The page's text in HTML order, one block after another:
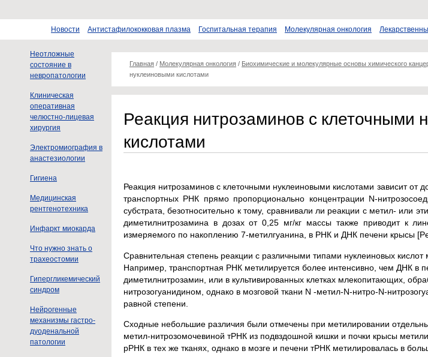
Новости Антистафилококковая плазма Госпитальная терапия Молекулярная онкология
Неотложные
состояние в
невропатологии
Клиническая
оперативная
челюстно-лицевая
хирургия
Электромиография в
анастезиологии
Гигиена
Медицинская
рентгенотехника
Инфаркт миокарда
Что нужно знать о
трахеостомии
Гипергликемический
синдром
Нейрогенные
механизмы гастро-
дуоденальной
патологии
Главная / Молекулярная онкология / Биохимические и молекулярные основы химического
нуклеиновыми кислотами
Реакция нитрозаминов с клеточными
кислотами
Реакция нитрозаминов с клеточными нуклеиновыми кислотами зависит от
транспортных РНК прямо пропорционально концентрации N-
субстрата, безотносительно к тому, сравнивали ли реакции с метил- или
диметилнитрозамина в дозах от 0,25 мг/кг массы также приводит к
измеряемого по накоплению 7-метилгуанина, в РНК и ДНК печени крысы
Сравнительная степень реакции с различными типами нуклеиновых кислот
Например, транспортная РНК метилируется более интенсивно, чем ДНК в
диметилнитрозамин, или в культивированных клетках млекопитающих,
нитрозогуанидином, однако в мозговой ткани N -метил-N-нитро-N-
равной степени.
Сходные небольшие различия были отмечены при метилировании
метил-нитрозомочевиной тРНК из подвздошной кишки и почки крысы
рРНК в тех же тканях, однако в мозге и печени тРНК метилировалась в